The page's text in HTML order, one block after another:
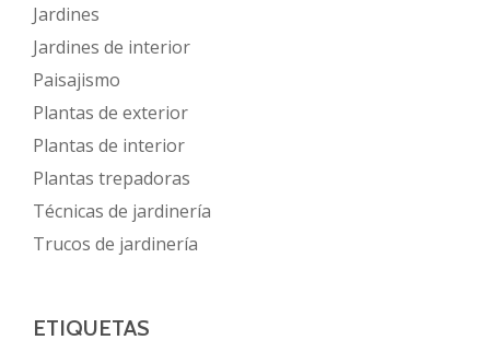
Jardines
Jardines de interior
Paisajismo
Plantas de exterior
Plantas de interior
Plantas trepadoras
Técnicas de jardinería
Trucos de jardinería
ETIQUETAS